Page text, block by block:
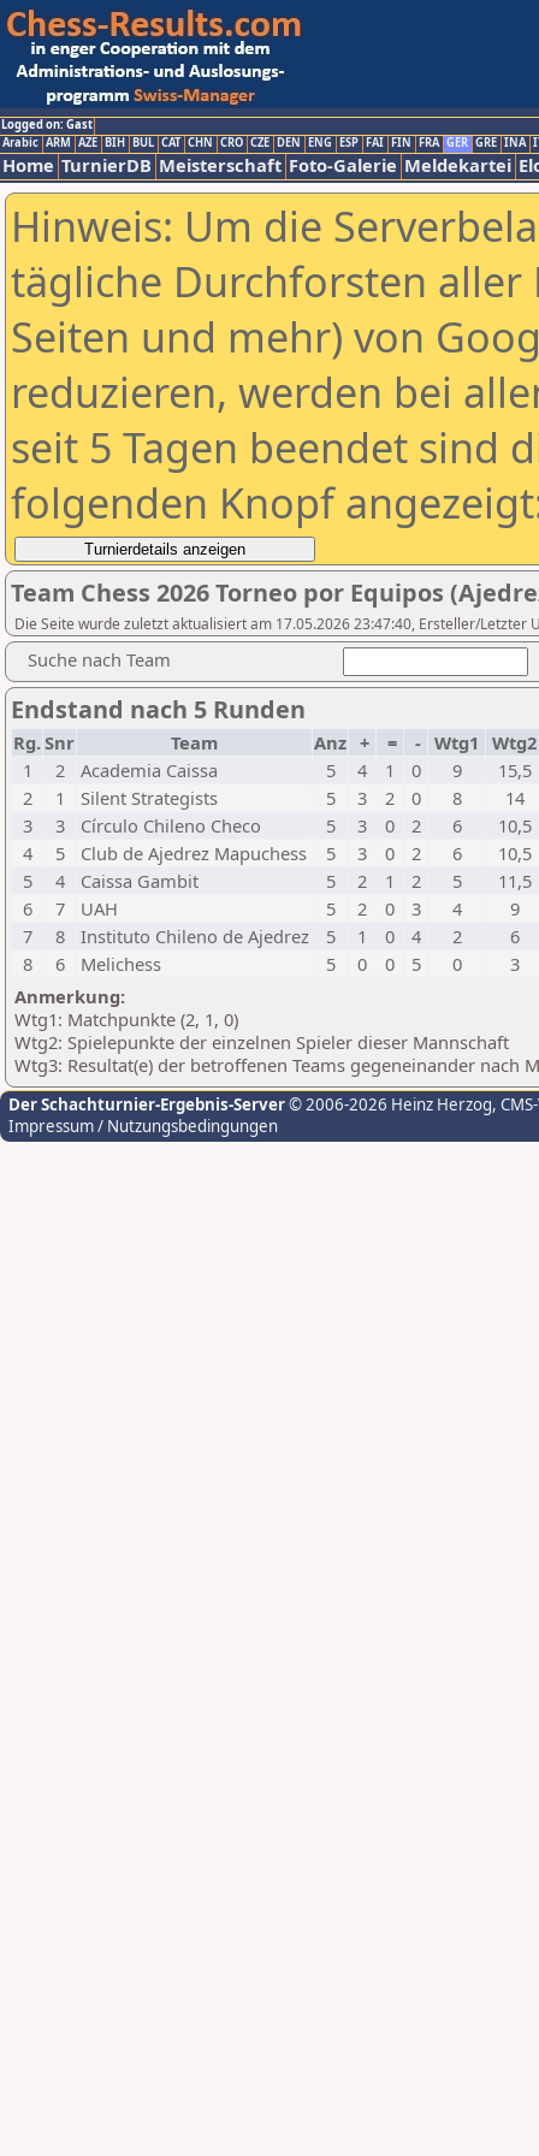
Logged on: Gast
Arabic ARM AZE BIH BUL CAT CHN CRO CZE DEN ENG ESP FAI FIN FRA GER GRE INA
Home TurnierDB Meisterschaft Foto-Galerie Meldekartei
Hinweis: Um die
tägliche Durchforsten aller
Seiten und mehr) von
reduzieren, werden bei
seit 5 Tagen beendet sind
folgenden Knopf
Team Chess 2026 Torneo por Equipos
Die Seite wurde zuletzt aktualisiert am 17.05.2026 23:47:40, Ersteller/Letzter
Suche nach Team
Endstand nach 5 Runden
Rg.Snr Team Anz + = - Wtg1
1
2 Academia Caissa 5 4 1 0 9
15,5
2
1 Silent Strategists 5 3 2 0 8
14
3
3 Círculo Chileno Checo 5 3 0 2 6
10,5
4
5 Club de Ajedrez Mapuchess 5 3 0 2 6
10,5
5
4 Caissa Gambit 5 2 1 2 5
11,5
6
7 UAH 5 2 0 3 4
9
7
8 Instituto Chileno de Ajedrez 5 1 0 4 2
6
8
6 Melichess 5 0 0 5 0
3
Anmerkung:
Wtg1: Matchpunkte (2, 1, 0)
Wtg2: Spielepunkte der einzelnen Spieler dieser Mannschaft
Wtg3: Resultat(e) der betroffenen Teams gegeneinander nach
Der Schachturnier-Ergebnis-Server© 2006-2026 Heinz Herzog,
Impressum / Nutzungsbedingungen